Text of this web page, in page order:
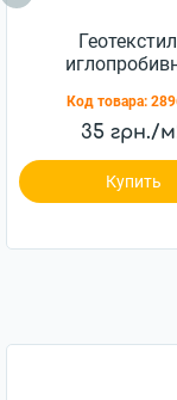
250 г/м.кв.
Код товара:
35 грн./
Купить